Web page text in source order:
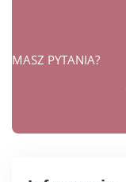
MASZ PYTANIA?